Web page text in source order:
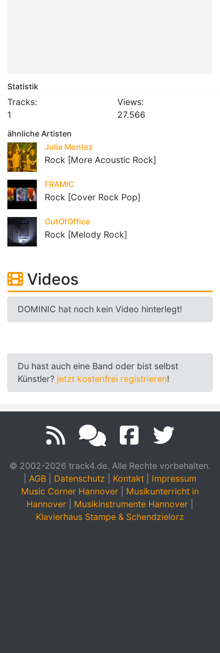
Statistik
Tracks:
1
Views:
27.566
ähnliche Artisten
Julia Montez
Rock [More Acoustic Rock]
FRAMIC
Rock [Cover Rock Pop]
OutOfOffice
Rock [Melody Rock]
Videos
DOMINIC hat noch kein Video hinterlegt!
Du hast auch eine Band oder bist selbst
Künstler? jetzt kostenfrei registrieren!
© 2002-2026 track4.de. Alle Rechte vorbehalten.
AGB Datenschutz Kontakt
Impressum
Music Corner Hannover
Musikunterricht in
Hannover
Musikinstrumente Hannover
Klavierhaus Stampe & Schendzielorz